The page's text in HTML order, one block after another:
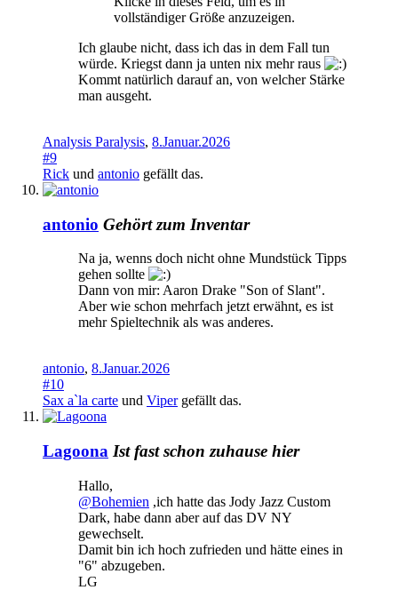
vollständiger Größe anzuzeigen.
Ich glaube nicht, dass ich das in dem Fall tun
würde. Kriegst dann ja unten nix mehr raus
Kommt natürlich darauf an, von welcher Stärke
man ausgeht.
Analysis Paralysis, 8.Januar.2026
#9
Rick und antonio gefällt das.
antonio Gehört zum Inventar
Na ja, wenns doch nicht ohne Mundstück Tipps
gehen sollte
Dann von mir: Aaron Drake "Son of Slant".
Aber wie schon mehrfach jetzt erwähnt, es ist
mehr Spieltechnik als was anderes.
antonio, 8.Januar.2026
#10
Sax a`la carte und Vipergefällt das.
Lagoona Ist fast schon zuhause hier
Hallo,
@Bohemien ,ich hatte das Jody Jazz Custom
Dark, habe dann aber auf das DV NY
gewechselt.
Damit bin ich hoch zufrieden und hätte eines in
"6" abzugeben.
LG